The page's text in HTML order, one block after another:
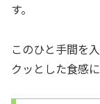
す。
このひと手間を
クッとした食感